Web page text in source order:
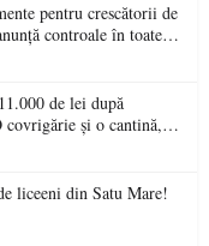
pentru crescătorii de
controale în toate
legii
de lei după
și o cantină,
liceeni din Satu Mare!